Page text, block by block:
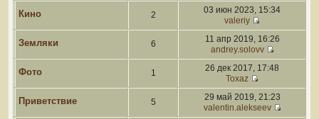
Кино 2
03 июн 2023, 15:34
valeriy
Земляки 6
11 апр 2019, 16:26
andrey.solovv
Фото 1
26 дек 2017, 17:48
Toxaz
Приветствие 5
29 май 2019, 21:23
valentin.alekseev